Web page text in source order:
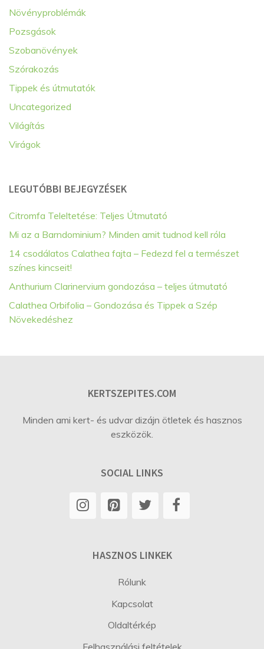
Növényproblémák
Pozsgások
Szobanövények
Szórakozás
Tippek és útmutatók
Uncategorized
Világítás
Virágok
LEGUTÓBBI BEJEGYZÉSEK
Citromfa Teleltetése: Teljes Útmutató
Mi az a Barndominium? Minden amit tudnod kell róla
14 csodálatos Calathea fajta – Fedezd fel a természet
színes kincseit!
Anthurium Clarinervium gondozása – teljes útmutató
Calathea Orbifolia – Gondozása és Tippek a Szép
Növekedéshez
KERTSZEPITES.COM
Minden ami kert- és udvar dizájn ötletek és hasznos
eszközök.
SOCIAL LINKS
HASZNOS LINKEK
Rólunk
Kapcsolat
Oldaltérkép